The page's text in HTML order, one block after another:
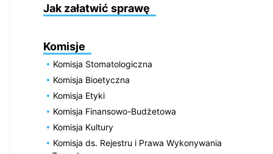
Jak załatwić sprawę
Komisje
Komisja Stomatologiczna
Komisja Bioetyczna
Komisja Etyki
Komisja Finansowo-Budżetowa
Komisja Kultury
Komisja ds. Rejestru i Prawa Wykonywania